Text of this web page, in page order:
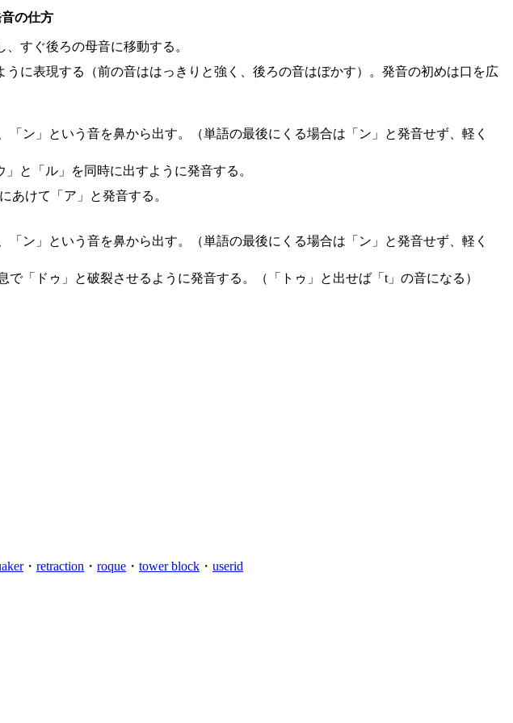
の仕方
すぐ後ろの母音に移動する。
に表現する（前の音ははっきりと強く、後ろの音はぼかす）。発音の初めは口を広
ン」という音を鼻から出す。（単語の最後にくる場合は「ン」と発音せず、軽く
と「ル」を同時に出すように発音する。
あけて「ア」と発音する。
ン」という音を鼻から出す。（単語の最後にくる場合は「ン」と発音せず、軽く
「ドゥ」と破裂させるように発音する。（「トゥ」と出せば「t」の音になる）
・ retraction ・ roque ・ tower block ・ userid